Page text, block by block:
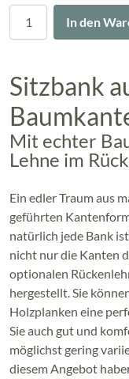
In den
Sitzbank
Mit echter
Lehne im
Ein edler Traum aus
geführten
natürlich jede Bank
nicht nur die Kanten
optionalen
hergestellt. Sie
Holzplanken eine
Sie auch gut und
möglichst gering
diesem Angebot